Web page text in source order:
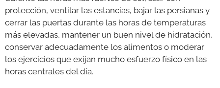
protección, ventilar las estancias, bajar las persianas y
cerrar las puertas durante las horas de temperaturas
más elevadas, mantener un buen nivel de hidratación,
conservar adecuadamente los alimentos o moderar
los ejercicios que exijan mucho esfuerzo físico en las
horas centrales del día.